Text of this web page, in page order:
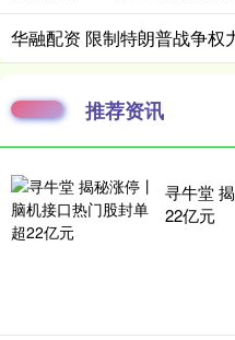
推荐资讯
寻牛堂
22亿元